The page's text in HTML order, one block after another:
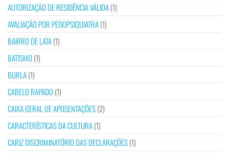
AUTORIZAÇÃO DE RESIDÊNCIA VÁLIDA(1)
AVALIAÇÃO POR PEDOPSIQUIATRA(1)
BAIRRO DE LATA(1)
BATISMO (1)
BURLA(1)
CABELO RAPADO (1)
CAIXA GERAL DE APOSENTAÇÕES(2)
CARACTERÍSTICAS DA CULTURA(1)
CARIZ DISCRIMINATÓRIO DAS DECLARAÇÕES(1)